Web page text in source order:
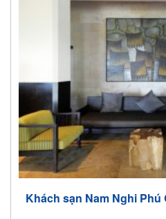
Khách sạn Nam Nghi Phú